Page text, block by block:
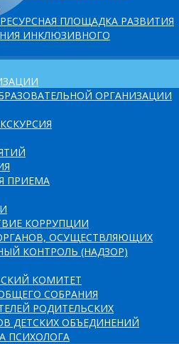
ПЛОЩАДКА РАЗВИТИЯ
ИНКЛЮЗИВНОГО
ОРГАНИЗАЦИИ
ПРИЕМА
КОРРУПЦИИ
ОСУЩЕСТВЛЯЮЩИХ
КОНТРОЛЬ (НАДЗОР)
КОМИТЕТ
СОБРАНИЯ
РОДИТЕЛЬСКИХ
ДЕТСКИХ ОБЪЕДИНЕНИЙ
ПСИХОЛОГА